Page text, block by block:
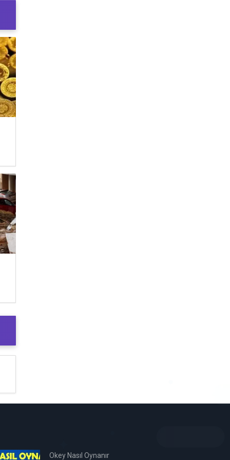
Okey Nasıl Oynanır